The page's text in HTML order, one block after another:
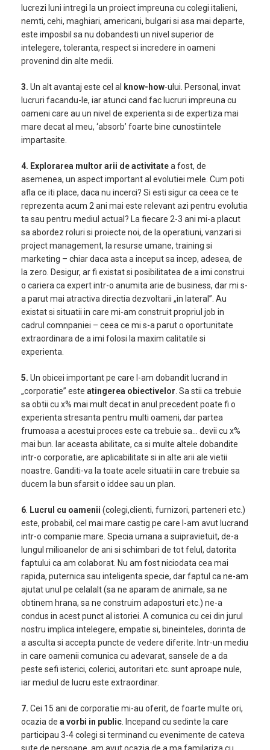
lucrezi luni intregi la un proiect impreuna cu colegi italieni,
nemti, cehi, maghiari, americani, bulgari si asa mai departe,
este imposbil sa nu dobandesti un nivel superior de
intelegere, toleranta, respect si incredere in oameni
provenind din alte medii.
3. Un alt avantaj este cel al know-how-ului. Personal, invat
lucruri facandu-le, iar atunci cand fac lucruri impreuna cu
oameni care au un nivel de experienta si de expertiza mai
mare decat al meu, ‘absorb’ foarte bine cunostiintele
impartasite.
4. Explorarea multor arii de activitatea fost, de
asemenea, un aspect important al evolutiei mele. Cum poti
afla ce iti place, daca nu incerci? Si esti sigur ca ceea ce te
reprezenta acum 2 ani mai este relevant azi pentru evolutia
ta sau pentru mediul actual? La fiecare 2-3 ani mi-a placut
sa abordez roluri si proiecte noi, de la operatiuni, vanzari si
project management, la resurse umane, training si
marketing – chiar daca asta a inceput sa incep, adesea, de
la zero. Desigur, ar fi existat si posibilitatea de a imi construi
o cariera ca expert intr-o anumita arie de business, dar mi s-
a parut mai atractiva directia dezvoltarii „in lateral”. Au
existat si situatii in care mi-am construit propriul job in
cadrul comnpaniei – ceea ce mi s-a parut o oportunitate
extraordinara de a imi folosi la maxim calitatile si
experienta.
5. Un obicei important pe care l-am dobandit lucrand in
„corporatie” este atingerea obiectivelor . Sa stii ca trebuie
sa obtii cu x% mai mult decat in anul precedent poate fi o
experienta stresanta pentru multi oameni, dar partea
frumoasa a acestui proces este ca trebuie sa… devii cu x%
mai bun. Iar aceasta abilitate, ca si multe altele dobandite
intr-o corporatie, are aplicabilitate si in alte arii ale vietii
noastre. Ganditi-va la toate acele situatii in care trebuie sa
ducem la bun sfarsit o iddee sau un plan.
6 Lucrul cu oamenii (colegi,clienti, furnizori, parteneri etc.)
este, probabil, cel mai mare castig pe care l-am avut lucrand
intr-o companie mare. Specia umana a suipravietuit, de-a
lungul milioanelor de ani si schimbari de tot felul, datorita
faptului ca am colaborat. Nu am fost niciodata cea mai
rapida, puternica sau inteligenta specie, dar faptul ca ne-am
ajutat unul pe celalalt (sa ne aparam de animale, sa ne
obtinem hrana, sa ne construim adaposturi etc.) ne-a
condus in acest punct al istoriei. A comunica cu cei din jurul
nostru implica intelegere, empatie si, bineinteles, dorinta de
a asculta si accepta puncte de vedere diferite. Intr-un mediu
in care oamenii comunica cu adevarat, sansele de a da
peste sefi isterici, colerici, autoritari etc. sunt aproape nule,
iar mediul de lucru este extraordinar.
7. Cei 15 ani de corporatie mi-au oferit, de foarte multe ori,
ocazia de a vorbi in public . Incepand cu sedinte la care
participau 3-4 colegi si terminand cu evenimente de cateva